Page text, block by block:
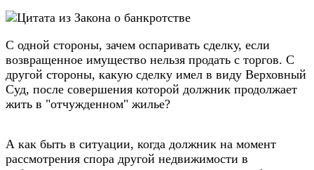
С одной стороны, зачем оспаривать сделку, если
возвращенное имущество нельзя продать с торгов. С
другой стороны, какую сделку имел в виду Верховный
Суд, после совершения которой должник продолжает
жить в "отчужденном" жилье?
А как быть в ситуации, когда должник на момент
рассмотрения спора другой недвижимости в